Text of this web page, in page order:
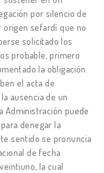
por silencio de
origen sefardí que no
solicitado los
probable, primero
la obligación
el acta de
ausencia de un
Administración puede
denegar la
sentido se pronuncia
de fecha
la cual